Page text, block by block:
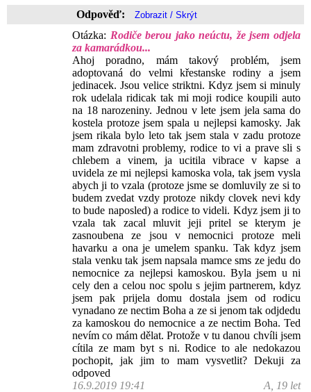
Odpověď:
Otázka: Rodiče berou jako neúctu, že jsem odjela
za kamarádkou...
Ahoj poradno, mám takový problém, jsem
adoptovaná do velmi křestanske rodiny a jsem
jedinacek. Jsou velice striktni. Kdyz jsem si minuly
rok udelala ridicak tak mi moji rodice koupili auto
na 18 narozeniny. Jednou v lete jsem jela sama do
kostela protoze jsem spala u nejlepsi kamosky. Jak
jsem rikala bylo leto tak jsem stala v zadu protoze
mam zdravotni problemy, rodice to vi a prave sli s
chlebem a vinem, ja ucitila vibrace v kapse a
uvidela ze mi nejlepsi kamoska vola, tak jsem vysla
abych ji to vzala (protoze jsme se domluvily ze si to
budem zvedat vzdy protoze nikdy clovek nevi kdy
to bude naposled) a rodice to videli. Kdyz jsem ji to
vzala tak zacal mluvit jeji pritel se kterym je
zasnoubena ze jsou v nemocnici protoze meli
havarku a ona je umelem spanku. Tak kdyz jsem
stala venku tak jsem napsala mamce sms ze jedu do
nemocnice za nejlepsi kamoskou. Byla jsem u ni
cely den a celou noc spolu s jejim partnerem, kdyz
jsem pak prijela domu dostala jsem od rodicu
vynadano ze nectim Boha a ze si jenom tak odjdedu
za kamoskou do nemocnice a ze nectim Boha. Ted
nevím co mám dělat. Protože v tu danou chvíli jsem
cítila ze mam byt s ni. Rodice to ale nedokazou
pochopit, jak jim to mam vysvetlit? Dekuji za
odpoved
16.9.2019 19:41
A, 19 let